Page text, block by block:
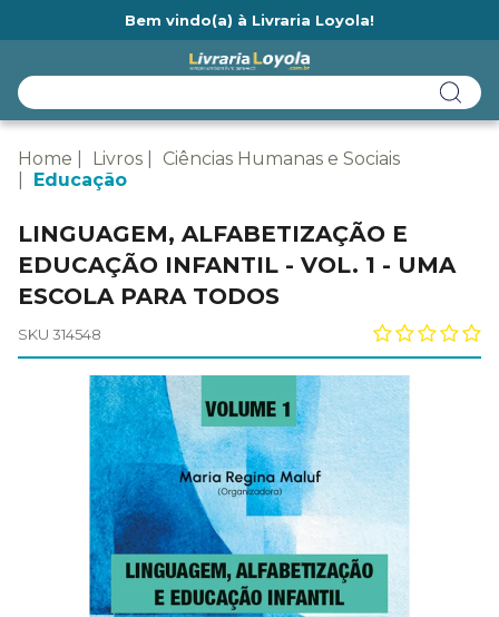
Bem vindo(a) à Livraria Loyola!
Home Livros
Ciências Humanas e Sociais
Educação
LINGUAGEM, ALFABETIZAÇÃO E
EDUCAÇÃO INFANTIL - VOL. 1 - UMA
ESCOLA PARA TODOS
SKU 314548